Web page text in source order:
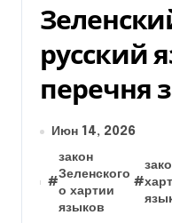
русский
перечня
Июн 14, 2026
#
закон
Зеленского
о хартии
языков
#